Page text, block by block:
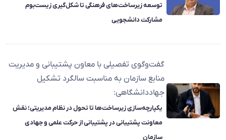
توسعه زیرساخت‌های فرهنگی تا شکل‌گیری زیست‌بوم
مشارکت دانشجویی
گفت‌وگوی تفصیلی با معاون پشتیبانی و مدیریت
منابع سازمان به مناسبت سالگرد تشکیل
جهاددانشگاهی:
یکپارچه‌سازی زیرساخت‌ها تا تحول در نظام مدیریتی؛ نقش
معاونت پشتیبانی در پشتیبانی از حرکت علمی و جهادی
سازمان